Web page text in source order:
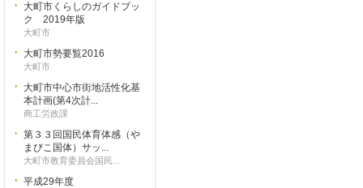
大町市くらしのガイドブッ
ク 2019年版
大町市
大町市勢要覧2016
大町市
大町市中心市街地活性化基
本計画(第4次計...
商工労政課
第３３回国民体育体感（や
まびこ国体）サッ...
大町市教育委員会国民...
平成29年度